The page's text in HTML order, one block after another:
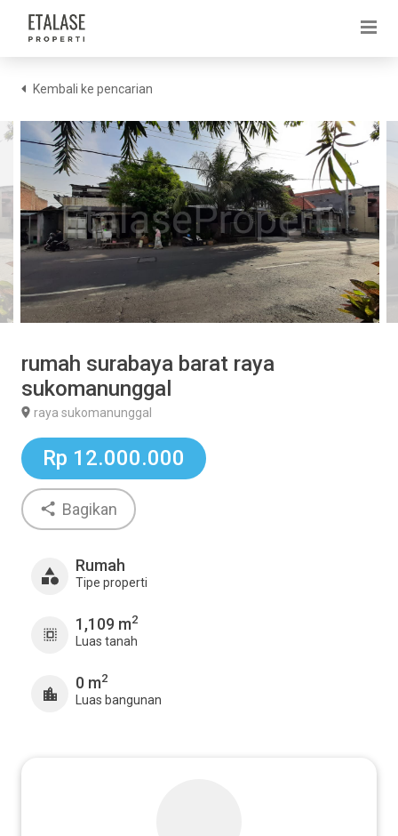
Kembali ke pencarian
rumah surabaya barat raya
sukomanunggal
raya sukomanunggal
Rp 12.000.000
Bagikan
Rumah
Tipe properti
1,109 m2
Luas tanah
0 m2
Luas bangunan